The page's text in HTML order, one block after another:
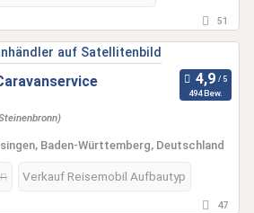
51
494 Bew.
Baden-Württemberg, Deutschland
Verkauf Reisemobil Aufbautyp
47